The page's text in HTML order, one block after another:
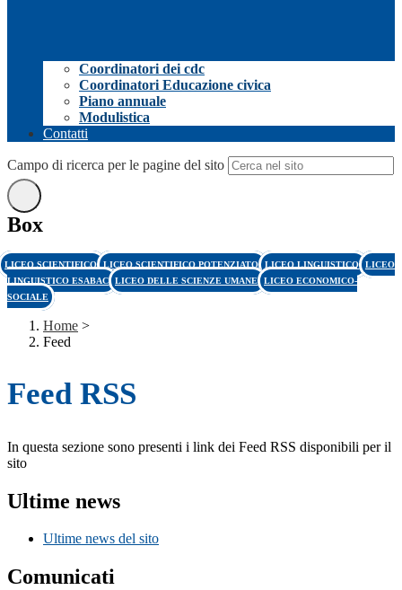
Coordinatori dei cdc
Coordinatori Educazione civica
Piano annuale
Modulistica
Contatti
Campo di ricerca per le pagine del sito
Box
LICEO SCIENTIFICO LICEO SCIENTIFICO POTENZIATO LICEO LINGUISTICO LICEO
LINGUISTICO ESABAC LICEO DELLE SCIENZE UMANE LICEO ECONOMICO-
SOCIALE
Home >
Feed
Feed RSS
In questa sezione sono presenti i link dei Feed RSS disponibili per il
sito
Ultime news
Ultime news del sito
Comunicati